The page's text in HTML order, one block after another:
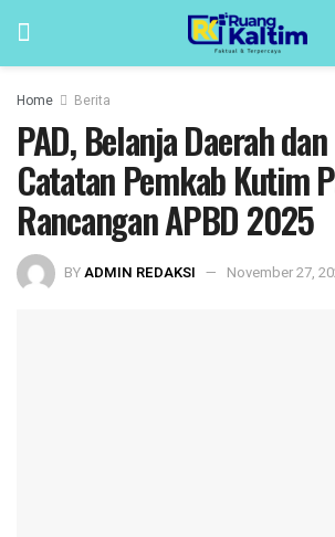
Home Berita
PAD, Belanja Daerah
Catatan Pemkab Kutim
Rancangan APBD 2025
BYADMIN REDAKSI November 27,